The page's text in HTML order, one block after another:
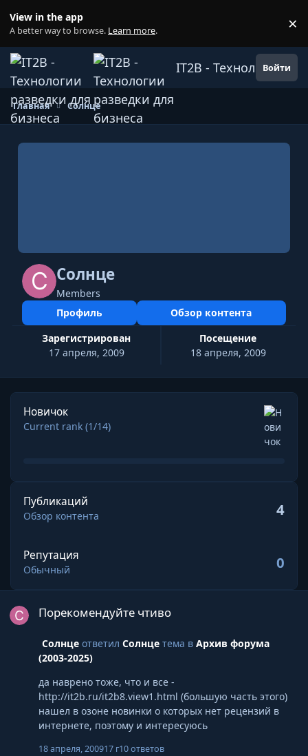
View in the app
A better way to browse. Learn more. ×
IT2B - Технологии
Войти
Главная Солнце
Солнце
Members
Зарегистрирован
17 апреля, 2009
Посещение
18 апреля, 2009
Профиль Обзор контента
Посмотреть все
Новичок
Current rank (1/14)
Обзор контента
Публикаций
Обзор контента 4
Репутация
Обычный 0
Порекомендуйте чтиво
Солнцеответил Солнцетема в Архив форума
(2003-2025)
да наврено тоже, что и все -
http://it2b.ru/it2b8.view1.html (большую часть этого)
нашел в озоне новинки о которых нет рецензий в
интернете, поэтому и интересуюсь
18 апреля, 200917 г10 ответов